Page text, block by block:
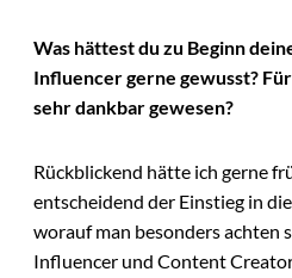
Was hättest du zu Beginn
Influencer gerne gewusst?
sehr dankbar gewesen?
Rückblickend hätte ich gerne
entscheidend der Einstieg in
worauf man besonders achten
Influencer und Content